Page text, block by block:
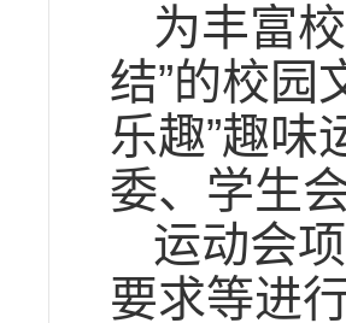
为丰富
结”的校园
乐趣”趣味
委、学生
运动会
要求等进